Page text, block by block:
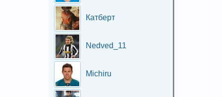
Катберт
Nedved_11
Michiru